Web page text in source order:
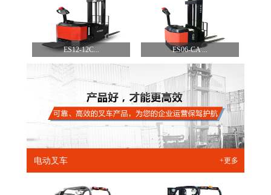
ES12-12C... ES06-CA ...
电动叉车 +更多